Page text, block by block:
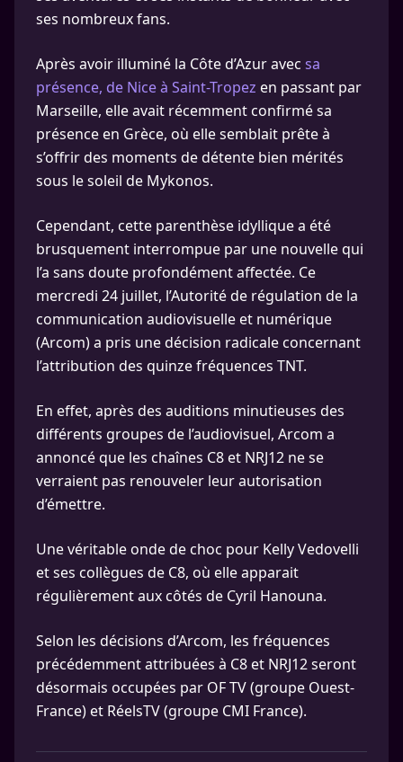
ses nombreux fans.
Après avoir illuminé la Côte d’Azur avec sa
présence, de Nice à Saint-Tropez en passant par
Marseille, elle avait récemment confirmé sa
présence en Grèce, où elle semblait prête à
s’offrir des moments de détente bien mérités
sous le soleil de Mykonos.
Cependant, cette parenthèse idyllique a été
brusquement interrompue par une nouvelle qui
l’a sans doute profondément affectée. Ce
mercredi 24 juillet, l’Autorité de régulation de la
communication audiovisuelle et numérique
(Arcom) a pris une décision radicale concernant
l’attribution des quinze fréquences TNT.
En effet, après des auditions minutieuses des
différents groupes de l’audiovisuel, Arcom a
annoncé que les chaînes C8 et NRJ12 ne se
verraient pas renouveler leur autorisation
d’émettre.
Une véritable onde de choc pour Kelly Vedovelli
et ses collègues de C8, où elle apparait
régulièrement aux côtés de Cyril Hanouna.
Selon les décisions d’Arcom, les fréquences
précédemment attribuées à C8 et NRJ12 seront
désormais occupées par OF TV (groupe Ouest-
France) et RéelsTV (groupe CMI France).